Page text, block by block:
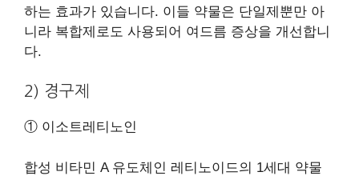
하는 효과가 있습니다. 이들 약물은 단일제뿐만 아
니라 복합제로도 사용되어 여드름 증상을 개선합니
다.
2) 경구제
① 이소트레티노인
합성 비타민 A 유도체인 레티노이드의 1세대 약물